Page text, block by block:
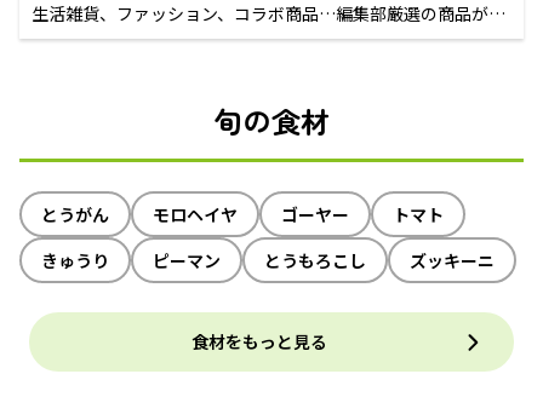
生活雑貨、ファッション、コラボ商品…編集部厳選の商品が買
えるECサイト
旬の食材
とうがん モロヘイヤ ゴーヤー
トマト
きゅうり
ピーマン とうもろこし ズッキーニ
食材をもっと見る